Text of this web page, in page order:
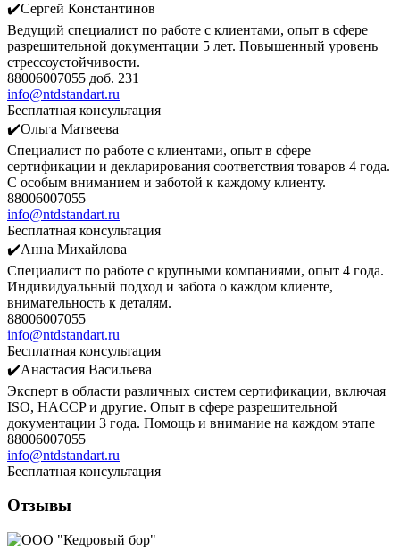
✔️Сергей Константинов
Ведущий специалист по работе с клиентами, опыт в сфере
разрешительной документации 5 лет. Повышенный уровень
стрессоустойчивости.
88006007055 доб. 231
info@ntdstandart.ru
Бесплатная консультация
✔️Ольга Матвеева
Специалист по работе с клиентами, опыт в сфере
сертификации и декларирования соответствия товаров 4 года.
С особым вниманием и заботой к каждому клиенту.
88006007055
info@ntdstandart.ru
Бесплатная консультация
✔️Анна Михайлова
Специалист по работе с крупными компаниями, опыт 4 года.
Индивидуальный подход и забота о каждом клиенте,
внимательность к деталям.
88006007055
info@ntdstandart.ru
Бесплатная консультация
✔️Анастасия Васильева
Эксперт в области различных систем сертификации, включая
ISO, HACCP и другие. Опыт в сфере разрешительной
документации 3 года. Помощь и внимание на каждом этапе
88006007055
info@ntdstandart.ru
Бесплатная консультация
Отзывы